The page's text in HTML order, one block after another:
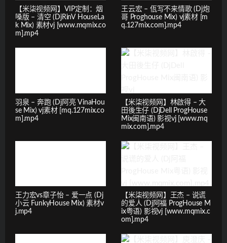
【米柒视频网】VIP定制：烟
嗓版 – 清空 (DjRinV HouseLa
k Mix) 素材vj [www.mqmix.co
m].mp4
王云宏 – 佤写不来情歌 (Dj炮
哥 Proghouse Mix) vj素材 [m
q.127mix.com].mp4
羽泉 – 奔跑 (Dj阿亮 VinaHou
se Mix) vj素材 [mq.127mix.co
m].mp4
【米柒视频网】林啟得 – 大
田後生仔 (DjDell ProgHouse
Mix闽南语) 影视vj [www.mq
mix.com].mp4
王力宏vs章子怡 – 爱一点 (Dj
小云 FunkyHouse Mix) 素材v
j.mp4
【米柒视频网】王杰 – 说谎
的爱人 (Dj阿福 ProgHouse M
ix粤语) 影视vj [www.mqmix.c
om].mp4